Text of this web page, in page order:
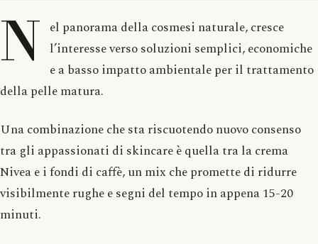
N el panorama della cosmesi naturale, cresce
l’interesse verso soluzioni semplici, economiche
e a basso impatto ambientale per il trattamento
della pelle matura.
Una combinazione che sta riscuotendo nuovo consenso
tra gli appassionati di skincare è quella tra la crema
Nivea e i fondi di caffè, un mix che promette di ridurre
visibilmente rughe e segni del tempo in appena 15-20
minuti.